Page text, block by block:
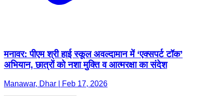
मनावर: पीएम श्री हाई स्कूल अवल्दामान में ‘एक्सपर्ट टॉक’
अभियान, छात्रों को नशा मुक्ति व आत्मरक्षा का संदेश
Manawar, Dhar | Feb 17, 2026